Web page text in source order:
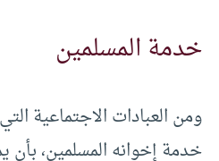
خدمة المسلمين
ومن العبادات الاجتماعية
خدمة إخوانه المسلمين، بأن